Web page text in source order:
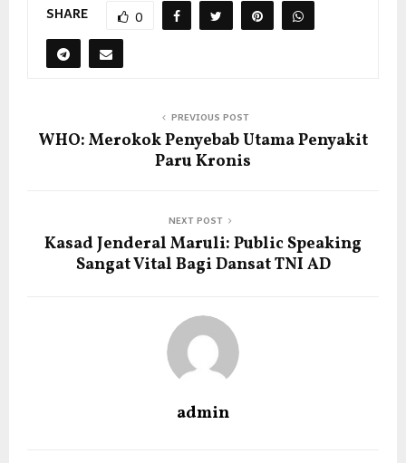
SHARE 0
PREVIOUS POST
WHO: Merokok Penyebab Utama Penyakit
Paru Kronis
NEXT POST
Kasad Jenderal Maruli: Public Speaking
Sangat Vital Bagi Dansat TNI AD
admin